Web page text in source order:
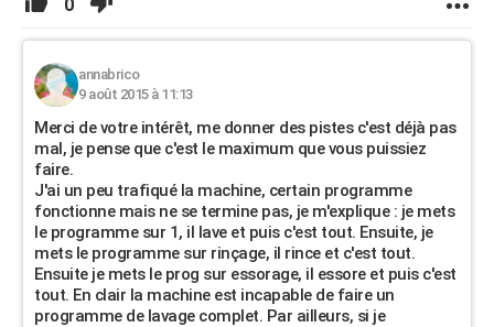
0
annabrico
9 août 2015 à 11:13
Merci de votre intérêt, me donner des pistes c'est déjà pas
mal, je pense que c'est le maximum que vous puissiez
faire.
J'ai un peu trafiqué la machine, certain programme
fonctionne mais ne se termine pas, je m'explique : je mets
le programme sur 1, il lave et puis c'est tout. Ensuite, je
mets le programme sur rinçage, il rince et c'est tout.
Ensuite je mets le prog sur essorage, il essore et puis c'est
tout. En clair la machine est incapable de faire un
programme de lavage complet. Par ailleurs, si je